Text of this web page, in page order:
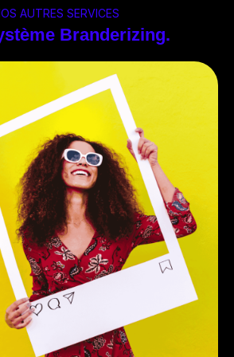
AUTRES SERVICES
Branderizing.